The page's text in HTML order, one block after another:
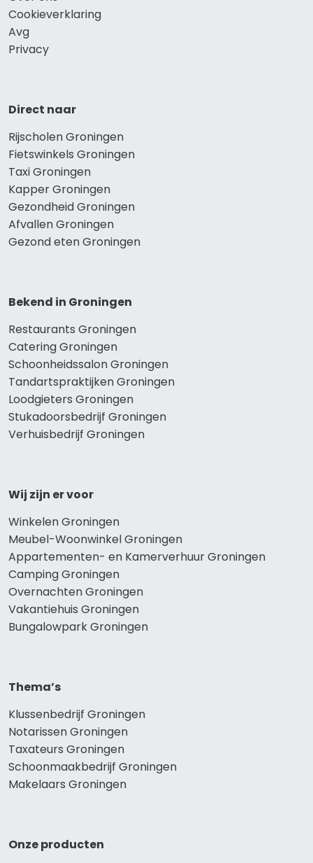
Cookieverklaring
Avg
Privacy
Direct naar
Rijscholen Groningen
Fietswinkels Groningen
Taxi Groningen
Kapper Groningen
Gezondheid Groningen
Afvallen Groningen
Gezond eten Groningen
Bekend in Groningen
Restaurants Groningen
Catering Groningen
Schoonheidssalon Groningen
Tandartspraktijken Groningen
Loodgieters Groningen
Stukadoorsbedrijf Groningen
Verhuisbedrijf Groningen
Wij zijn er voor
Winkelen Groningen
Meubel-Woonwinkel Groningen
Appartementen- en Kamerverhuur Groningen
Camping Groningen
Overnachten Groningen
Vakantiehuis Groningen
Bungalowpark Groningen
Thema’s
Klussenbedrijf Groningen
Notarissen Groningen
Taxateurs Groningen
Schoonmaakbedrijf Groningen
Makelaars Groningen
Onze producten